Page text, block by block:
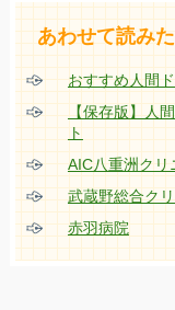
あわせて読み
おすすめ人間
【保存版】人
ト
AIC八重洲クリ
武蔵野総合ク
赤羽病院